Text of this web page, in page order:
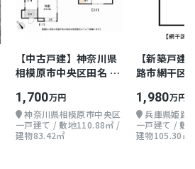
【中古戸建】神奈川県
相模原市中央区田名 木
1,700万円
神奈川県相模原市中央区
一戸建て / 敷地110.88㎡ /
建物83.42㎡
【新築戸建
路市網干区
1,980万円
兵庫県姫路
一戸建て / 敷
建物105.30㎡